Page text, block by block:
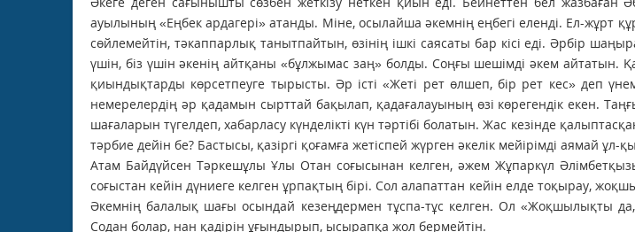
ауылының «Еңбек ардагері» атанды. Міне, осылайша әкемнің еңбегі еленді. Ел-жұрт
сөйлемейтін, тәкаппарлық танытпайтын, өзінің ішкі саясаты бар кісі еді. Әрбір
үшін, біз үшін әкенің айтқаны «бұлжымас заң» болды. Соңғы шешімді әкем айтатын.
қиындықтарды көрсетпеуге тырыс­ты. Әр істі «Жеті рет өлшеп, бір рет кес» деп
немерелердің әр қадамын сырттай бақылап, қадағалауының өзі көрегендік екен.
шағаларын түгелдеп, хабарласу күнделікті күн тәртібі болатын. Жас кезінде
тәрбие дейін бе? Бастысы, қазіргі қоғамға жетіспей жүрген әкелік мейірімді аямай ұл-
Атам Байдүйсен Тәркешұлы Ұлы Отан соғысынан келген, әжем Жұпаркүл
соғыстан кейін дүниеге келген ұрпақтың бірі. Сол алапаттан кейін елде тоқырау,
Әкемнің балалық шағы осындай кезеңдермен тұспа-тұс келген. Ол «Жоқшылықты
Содан болар, нан қадірін ұғындырып, ысырапқа жол бермейтін.